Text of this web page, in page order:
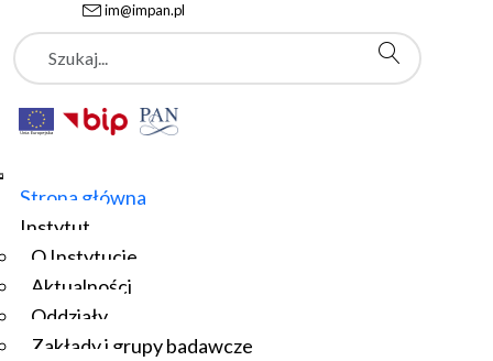
im@impan.pl
Szukaj
Strona główna
Instytut
O Instytucie
Aktualności
Oddziały
Zakłady i grupy badawcze